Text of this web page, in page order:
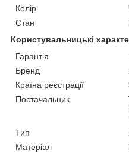
Колір
Стан
Користувальницькі
Гарантія
Бренд
Країна реєстрації
Постачальник
Тип
Матеріал